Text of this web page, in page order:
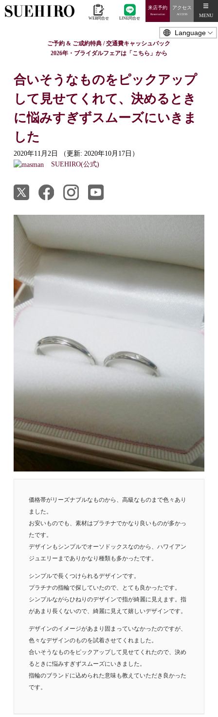
WEB問合せ LINE問合せ
来店予約
Reservation
アクセス
ACCESS MENU
ご予約 & ご成約特典 / 交通費キャッシュバック
2026年・ブライダルフェアは「こちら」から
合いそうなものをピックアップ
して見せてくれて、決めるとき
に悩みすぎずスムーズにいきま
した
2020年11月2日
（更新: 2020年10月17日）
SUEHIRO(公式)
価格帯がリーズナブルなものから、高級なものまで色々あり
ました。
お安いものでも、素材はプラチナでかなり良いものが多かっ
たです。
デザインもシンプルでオーソドックスなのから、ハワイアン
ジュエリーまでありかなり種類も多かったです。
シンプルで長くつけられるデザインです。
プラチナの指輪で探していたので、とても良かったです。
シンプルながらひねりのデザインで指が綺麗に見えます。指
があまり長くないので、綺麗に見えて嬉しいデザインです。
デザインのイメージがあまり固まっていなかったのですが、
色々なデザインのものを試着させてくれました。
合いそうなものをピックアップして見せてくれたので、決め
るときに悩みすぎずスムーズにいきました。
指輪のブランドに込められた意味も教えていただき良かった
です。